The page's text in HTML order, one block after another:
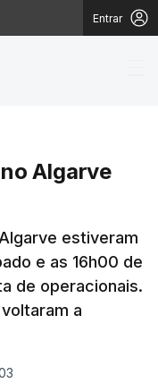
Entrar
Algarve
estiveram
e as 16h00 de
de operacionais.
a